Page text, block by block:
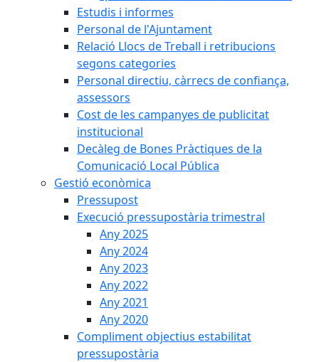
Estudis i informes
Personal de l'Ajuntament
Relació Llocs de Treball i retribucions
segons categories
Personal directiu, càrrecs de confiança,
assessors
Cost de les campanyes de publicitat
institucional
Decàleg de Bones Pràctiques de la
Comunicació Local Pública
Gestió econòmica
Pressupost
Execució pressupostària trimestral
Any 2025
Any 2024
Any 2023
Any 2022
Any 2021
Any 2020
Compliment objectius estabilitat
pressupostària